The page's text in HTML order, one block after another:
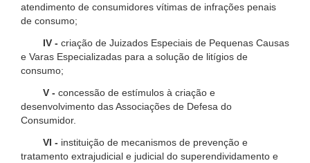
atendimento de consumidores vítimas de infrações penais
de consumo;
IV - criação de Juizados Especiais de Pequenas Causas
e Varas Especializadas para a solução de litígios de
consumo;
V - concessão de estímulos à criação e
desenvolvimento das Associações de Defesa do
Consumidor.
VI - instituição de mecanismos de prevenção e
tratamento extrajudicial e judicial do superendividamento e